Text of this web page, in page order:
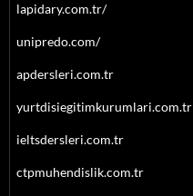
lapidary.com.tr/
unipredo.com/
apdersleri.com.tr
yurtdisiegitimkurumlari.com.tr
ieltsdersleri.com.tr
ctpmuhendislik.com.tr